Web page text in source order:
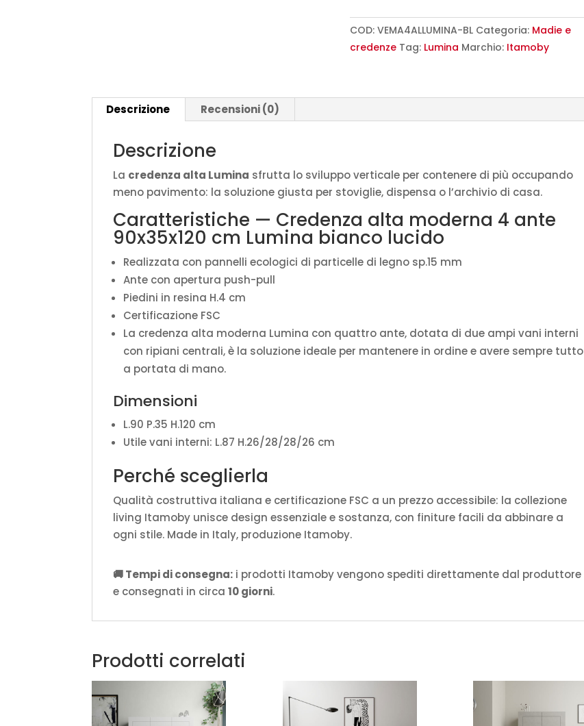
ante
90x35x120
bianco
COD: VEMA4ALLUMINA-BL Categoria: Madie e
credenze Tag: Lumina Marchio: Itamoby
Descrizione Recensioni (0)
Descrizione
La credenza alta Lumina sfrutta lo sviluppo verticale per contenere di più occupando
meno pavimento: la soluzione giusta per stoviglie, dispensa o l’archivio di casa.
Caratteristiche — Credenza alta moderna 4 ante
90x35x120 cm Lumina bianco lucido
Realizzata con pannelli ecologici di particelle di legno sp.15 mm
Ante con apertura push-pull
Piedini in resina H.4 cm
Certificazione FSC
La credenza alta moderna Lumina con quattro ante, dotata di due ampi vani interni
con ripiani centrali, è la soluzione ideale per mantenere in ordine e avere sempre tutto
a portata di mano.
Dimensioni
L.90 P.35 H.120 cm
Utile vani interni: L.87 H.26/28/28/26 cm
Perché sceglierla
Qualità costruttiva italiana e certificazione FSC a un prezzo accessibile: la collezione
living Itamoby unisce design essenziale e sostanza, con finiture facili da abbinare a
ogni stile. Made in Italy, produzione Itamoby.
🚚 Tempi di consegna: i prodotti Itamoby vengono spediti direttamente dal produttore
e consegnati in circa10 giorni.
Prodotti correlati